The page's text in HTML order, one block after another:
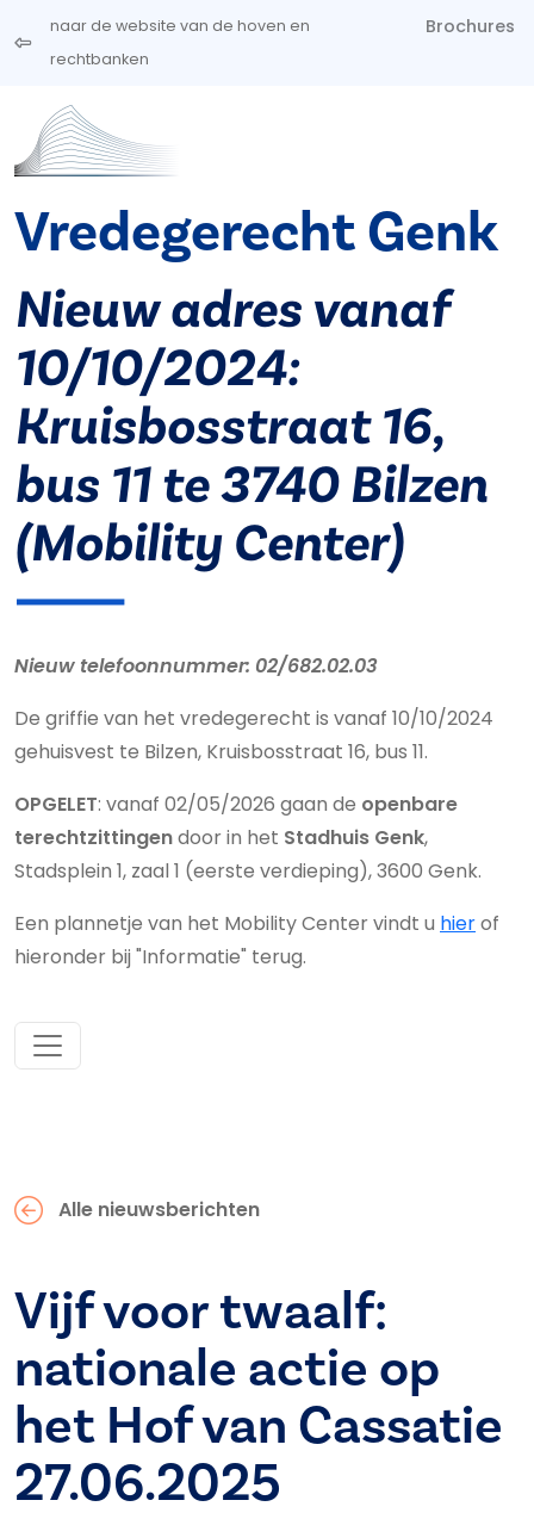
Overslaan en naar de inhoud gaan
naar de website van de hoven en
rechtbanken
Brochures
Vredegerecht Genk
Nieuw adres vanaf
10/10/2024:
Kruisbosstraat 16,
bus 11 te 3740 Bilzen
(Mobility Center)
Nieuw telefoonnummer: 02/682.02.03
De griffie van het vredegerecht is vanaf 10/10/2024
gehuisvest te Bilzen, Kruisbosstraat 16, bus 11.
OPGELET: vanaf 02/05/2026 gaan de openbare
terechtzittingendoor in het Stadhuis Genk,
Stadsplein 1, zaal 1 (eerste verdieping), 3600 Genk.
Een plannetje van het Mobility Center vindt u hierof
hieronder bij "Informatie" terug.
Alle nieuwsberichten
Vijf voor twaalf:
nationale actie op
het Hof van Cassatie
27.06.2025